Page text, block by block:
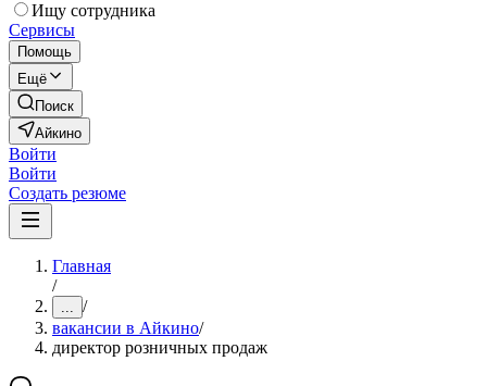
Ищу сотрудника
Сервисы
Помощь
Ещё
Поиск
Айкино
Войти
Войти
Создать резюме
Главная
/
... /
вакансии в Айкино/
директор розничных продаж